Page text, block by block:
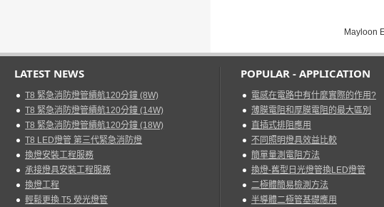
Mayloon
LATEST NEWS
T8 緊急消防燈管續航120分鐘 (8W)
T8 緊急消防燈管續航120分鐘 (14W)
T8 緊急消防燈管續航120分鐘 (18W)
T8 LED燈管 第三代緊急消防燈
換燈安裝工程服務
承接燈具安裝工程服務
換燈工程
輕鬆更換 T5 熒光燈管
POPULAR - APPLICATION
電感在電路中有什麼實際的作用?
薄膜電阻和厚膜電阻的最大區別
直插式排阻應用
不同照明燈具效益比較
簡單量測電阻方法
換燈-舊型日光燈管換LED燈管
二極體簡易檢測方法
半導體二極管基礎應用